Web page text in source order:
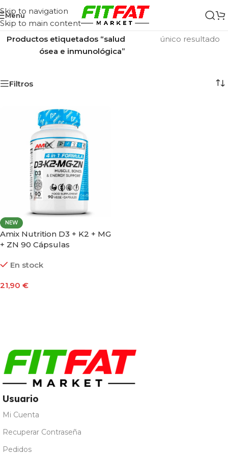
Skip to navigation
Skip to main content
Menu
Inicio/
Productos etiquetados “salud
ósea e inmunológica”
único resultado
Filtros
NEW
Amix Nutrition D3 + K2 + MG
+ ZN 90 Cápsulas
En stock
21,90 €
Usuario
Mi Cuenta
Recuperar Contraseña
Pedidos